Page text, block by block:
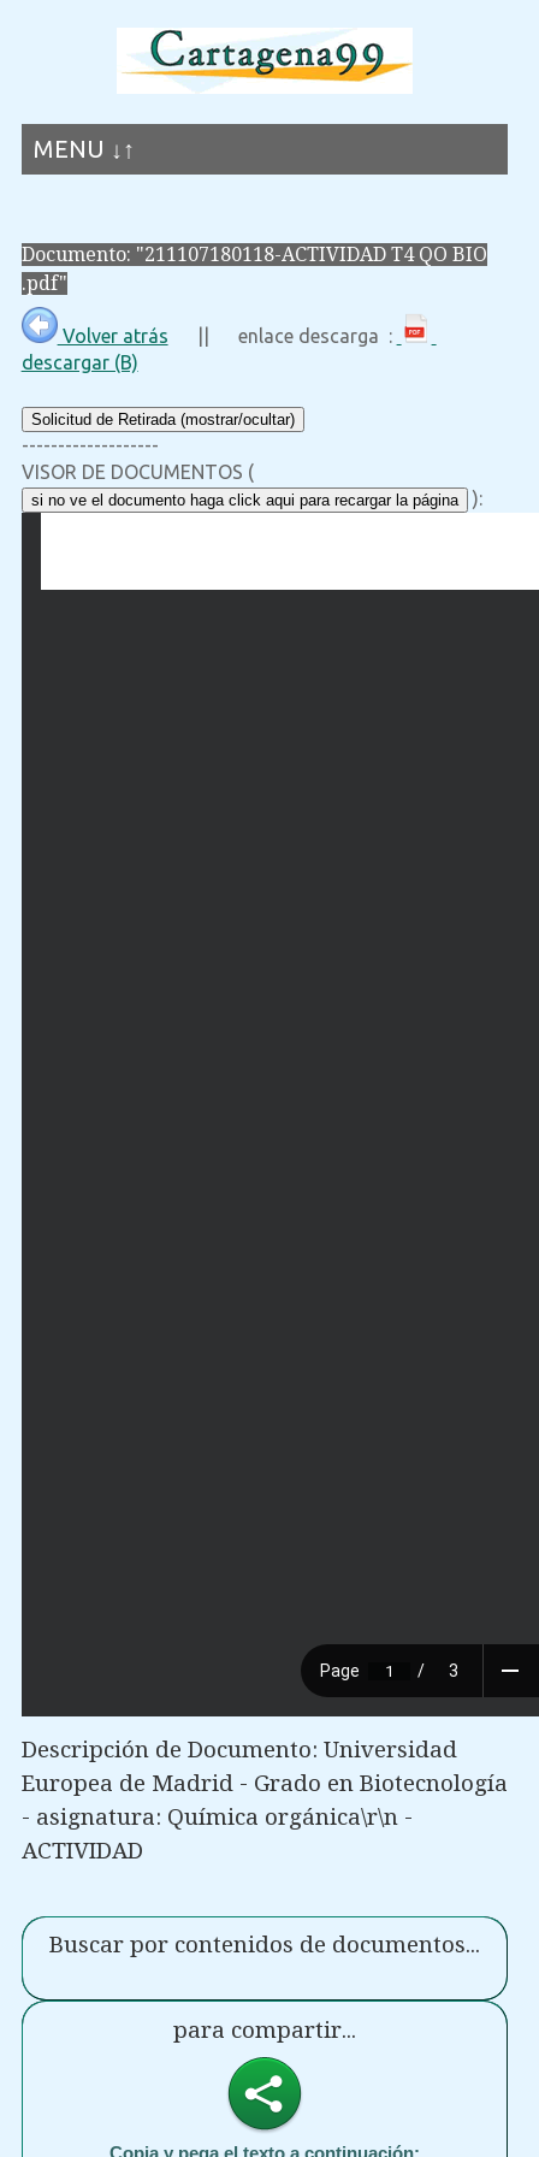
MENU ↓↑
Documento: "211107180118-ACTIVIDAD T4 QO BIO
.pdf"
Volver atrás || enlace descarga :
descargar (B)
Solicitud de Retirada (mostrar/ocultar)
-------------------
VISOR DE DOCUMENTOS (
si no ve el documento haga click aqui para recargar la página ):
Descripción de Documento: Universidad
Europea de Madrid - Grado en Biotecnología
- asignatura: Química orgánica\r\n -
ACTIVIDAD
Buscar por contenidos de documentos...
para compartir...